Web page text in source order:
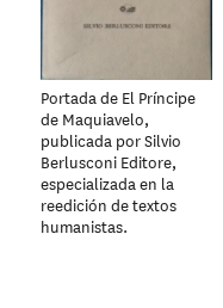
Portada de El Príncipe
de Maquiavelo,
publicada por Silvio
Berlusconi Editore,
especializada en la
reedición de textos
humanistas.